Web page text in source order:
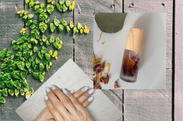
プラン・費用
お客様の声
葬儀の流れ
供花・祝花